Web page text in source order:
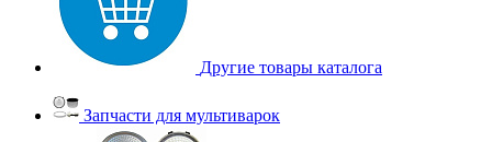
Другие товары каталога
Запчасти для мультиварок